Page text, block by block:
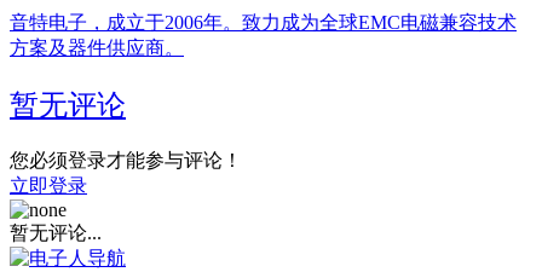
音特电子，成立于2006年。致力成为全球EMC电磁兼容技术
方案及器件供应商。
暂无评论
您必须登录才能参与评论！
立即登录
暂无评论...